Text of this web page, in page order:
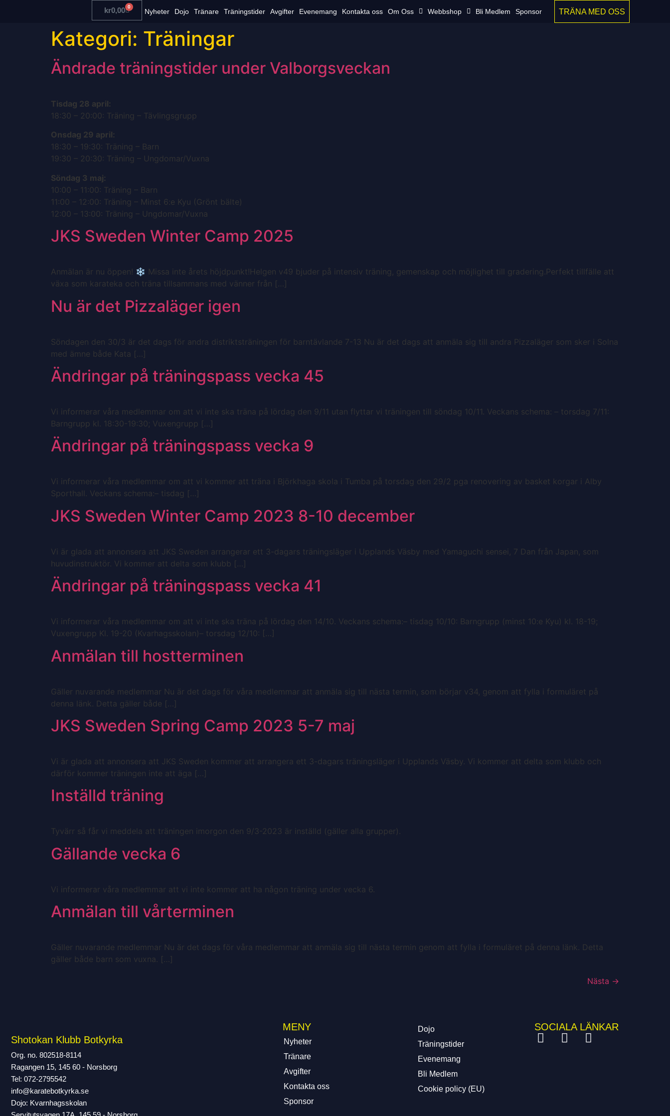
kr0,00 0
Nyheter Dojo Tränare Träningstider Avgifter Evenemang Kontakta oss Om Oss Webbshop Bli Medlem Sponsor TRÄNA MED OSS
Kategori: Träningar
Ändrade träningstider under Valborgsveckan
Tisdag 28 april:
18:30 – 20:00: Träning – Tävlingsgrupp
Onsdag 29 april:
18:30 – 19:30: Träning – Barn
19:30 – 20:30: Träning – Ungdomar/Vuxna
Söndag 3 maj:
10:00 – 11:00: Träning – Barn
11:00 – 12:00: Träning – Minst 6:e Kyu (Grönt bälte)
12:00 – 13:00: Träning – Ungdomar/Vuxna
JKS Sweden Winter Camp 2025
Anmälan är nu öppen! ❄️ Missa inte årets höjdpunkt!Helgen v49 bjuder på intensiv träning, gemenskap och möjlighet till gradering.Perfekt tillfälle att
växa som karateka och träna tillsammans med vänner från […]
Nu är det Pizzaläger igen
Söndagen den 30/3 är det dags för andra distriktsträningen för barntävlande 7-13 Nu är det dags att anmäla sig till andra Pizzaläger som sker i Solna
med ämne både Kata […]
Ändringar på träningspass vecka 45
Vi informerar våra medlemmar om att vi inte ska träna på lördag den 9/11 utan flyttar vi träningen till söndag 10/11. Veckans schema: – torsdag 7/11:
Barngrupp kl. 18:30-19:30; Vuxengrupp […]
Ändringar på träningspass vecka 9
Vi informerar våra medlemmar om att vi kommer att träna i Björkhaga skola i Tumba på torsdag den 29/2 pga renovering av basket korgar i Alby
Sporthall. Veckans schema:– tisdag […]
JKS Sweden Winter Camp 2023 8-10 december
Vi är glada att annonsera att JKS Sweden arrangerar ett 3-dagars träningsläger i Upplands Väsby med Yamaguchi sensei, 7 Dan från Japan, som
huvudinstruktör. Vi kommer att delta som klubb […]
Ändringar på träningspass vecka 41
Vi informerar våra medlemmar om att vi inte ska träna på lördag den 14/10. Veckans schema:– tisdag 10/10: Barngrupp (minst 10:e Kyu) kl. 18-19;
Vuxengrupp Kl. 19-20 (Kvarhagsskolan)– torsdag 12/10: […]
Anmälan till hostterminen
Gäller nuvarande medlemmar Nu är det dags för våra medlemmar att anmäla sig till nästa termin, som börjar v34, genom att fylla i formuläret på
denna länk. Detta gäller både […]
JKS Sweden Spring Camp 2023 5-7 maj
Vi är glada att annonsera att JKS Sweden kommer att arrangera ett 3-dagars träningsläger i Upplands Väsby. Vi kommer att delta som klubb och
därför kommer träningen inte att äga […]
Inställd träning
Tyvärr så får vi meddela att träningen imorgon den 9/3-2023 är inställd (gäller alla grupper).
Gällande vecka 6
Vi informerar våra medlemmar att vi inte kommer att ha någon träning under vecka 6.
Anmälan till vårterminen
Gäller nuvarande medlemmar Nu är det dags för våra medlemmar att anmäla sig till nästa termin genom att fylla i formuläret på denna länk. Detta
gäller både barn som vuxna. […]
Nästa →
Shotokan Klubb Botkyrka
Org. no. 802518-8114
Ragangen 15, 145 60 - Norsborg
Tel: 072-2795542
info@karatebotkyrka.se
Dojo: Kvarnhagsskolan
MENY
Nyheter
Tränare
Avgifter
Kontakta oss
Sponsor
Dojo
Träningstider
Evenemang
Bli Medlem
Cookie policy (EU)
SOCIALA LÄNKAR